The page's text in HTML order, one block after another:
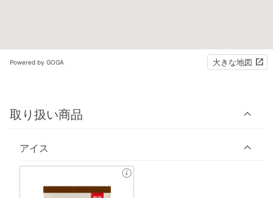
Powered by GOGA 大きな地図
取り扱い商品
アイス